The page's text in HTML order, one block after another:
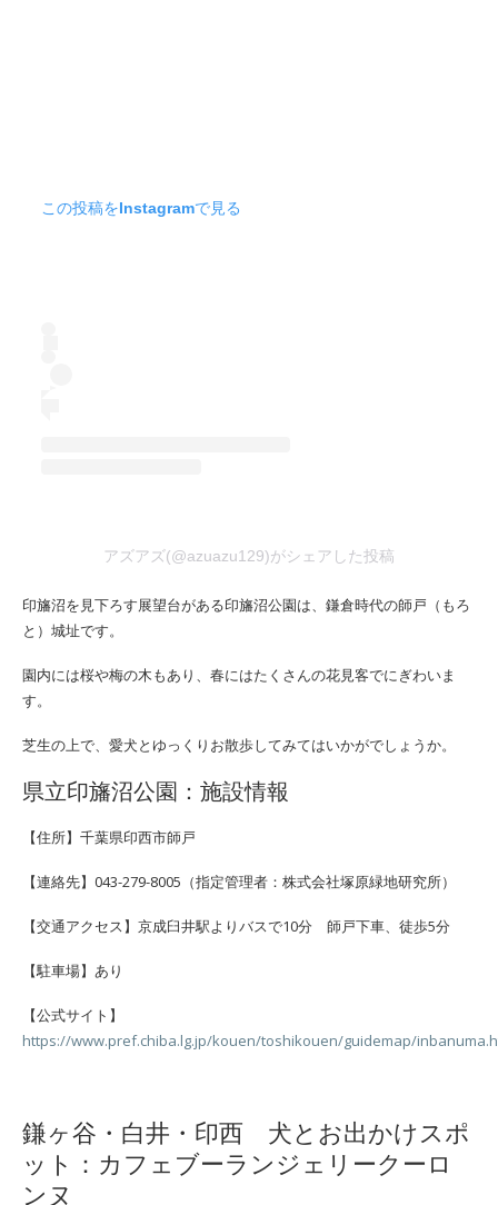
この投稿をInstagramで見る
アズアズ(@azuazu129)がシェアした投稿
印旛沼を見下ろす展望台がある印旛沼公園は、鎌倉時代の師戸（もろ
と）城址です。
園内には桜や梅の木もあり、春にはたくさんの花見客でにぎわいま
す。
芝生の上で、愛犬とゆっくりお散歩してみてはいかがでしょうか。
県立印旛沼公園：施設情報
【住所】千葉県印西市師戸
【連絡先】043-279-8005（指定管理者：株式会社塚原緑地研究所）
【交通アクセス】京成臼井駅よりバスで10分 師戸下車、徒歩5分
【駐車場】あり
【公式サイト】
https://www.pref.chiba.lg.jp/kouen/toshikouen/guidemap/
鎌ヶ谷・白井・印西 犬とお出かけスポ
ット：カフェブーランジェリークーロ
ンヌ